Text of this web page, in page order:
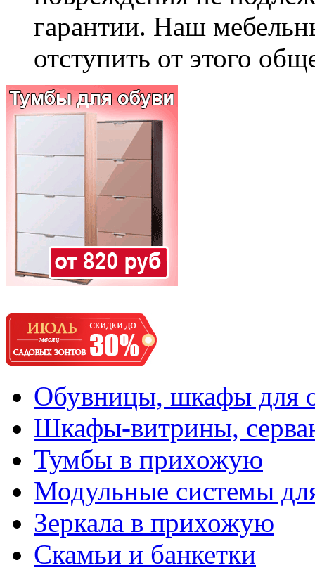
гарантии. Наш
отступить от этого
Обувницы, шкафы для
Шкафы-витрины,
Тумбы в прихожую
Модульные системы
Зеркала в прихожую
Скамьи и банкетки